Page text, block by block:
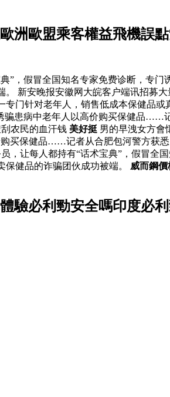
洲歐盟乘客權益飛機誤
”，假冒全国知名专家免费诊断，专
新安晚报安徽网大皖客户端讯招募
门针对老年人，销售低成本保健品
骗患病中老年人以高价购买保健品
农民的血汗钱 美好挺 男的早洩女方會
买保健品……记者从合肥包河警方获
，让每人都持有“话术宝典”，假冒
健品的诈骗团伙成功被端。 威而鋼價
驗必利勁安全嗎印度必